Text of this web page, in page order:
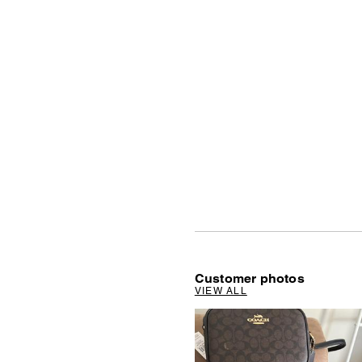
Customer photos
VIEW ALL